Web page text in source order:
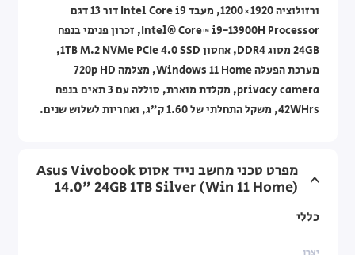
ורזולוציה 1920×1200, מעבד Intel Core i9 דור 13 דגם
Intel® Core™ i9-13900H Processor, זכרון פנימי בנפח
24GB מסוג DDR4, אחסון 1TB M.2 NVMe PCIe 4.0 SSD,
מערכת הפעלה Windows 11 Home, מצלמה 720p HD
privacy camera, מקלדת מוארת, סוללה עם 3 תאים בנפח
42WHrs, משקל התחלתי של 1.60 ק"ג, ואחריות לשלוש שנים.
מפרט טכני מחשב נייד אסוס Asus Vivobook
14.0" 24GB 1TB Silver (Win 11 Home)
כללי